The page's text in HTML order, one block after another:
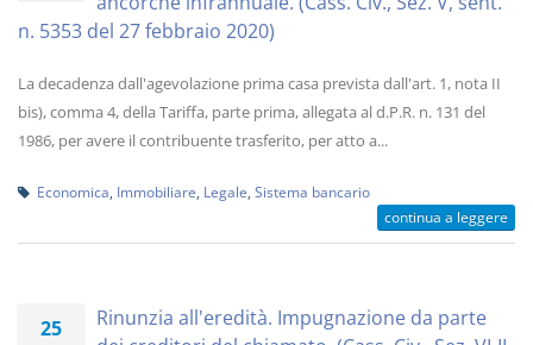
n. 5353 del 27 febbraio 2020)
La decadenza dall'agevolazione prima casa prevista dall'art. 1, nota II
bis), comma 4, della Tariffa, parte prima, allegata al d.P.R. n. 131 del
1986, per avere il contribuente trasferito, per atto a...
Economica Immobiliare Legale Sistema bancario
continua a leggere
25
Rinunzia all'eredità. Impugnazione da parte